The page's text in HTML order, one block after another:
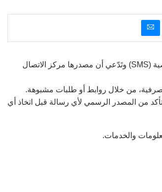
حذرت وزارة الاقتصاد الرقمي والريادة من رسائل التصيد الاحتيالي التي تصل عبر رسائل نصية (SMS) وتَدّعي أن مصدرها مركز الاتصال
من خلال روابط أو طلبات مشبوهة.
من المصدر الرسمي لأي رسالة قبل اتخاذ أي
والخدمات.